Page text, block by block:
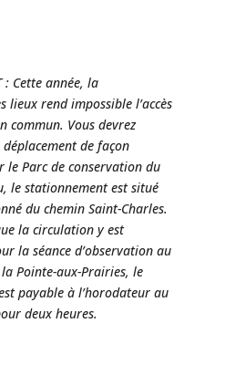
: Cette année, la
lieux rend impossible l’accès
commun. Vous devrez
de façon
le Parc de conservation du
le stationnement est situé
du chemin Saint-Charles.
la circulation y est
la séance d’observation au
Pointe-aux-Prairies, le
payable à l’horodateur au
deux heures.